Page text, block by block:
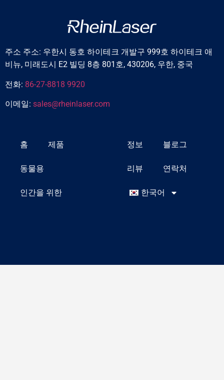
주소 주소: 우한시 동호 하이테크 개발구 999호 하이테크 애
비뉴, 미래도시 E2 빌딩 8층 801호, 430206, 우한, 중국
전화: 86-27-8818 9920
이메일: sales@rheinlaser.com
홈 제품
동물용
인간을 위한
정보 블로그
리뷰 연락처
한국어